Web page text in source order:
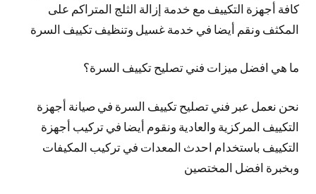
كافة أجهزة التكييف مع خدمة إزالة الثلج المتراكم على
المكثف ونقم أيضا في خدمة غسيل وتنظيف تكييف السرة
ما هي افضل ميزات فني تصليح تكييف السرة؟
نحن نعمل عبر فني تصليح تكييف السرة في صيانة أجهزة
التكييف المركزية والعادية ونقوم أيضا في تركيب أجهزة
التكييف باستخدام احدث المعدات في تركيب المكيفات
وبخبرة افضل المختصين